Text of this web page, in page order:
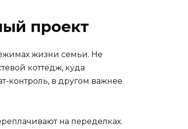
проект
жизни семьи. Не
коттедж, куда
контроль, в другом важнее
на переделках.